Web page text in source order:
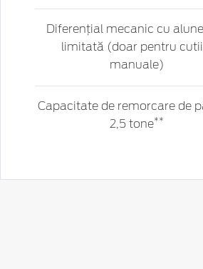
Diferențial mecanic cu
limitată (doar pentru
manuale)
Capacitate de remorcare de
2,5 tone**